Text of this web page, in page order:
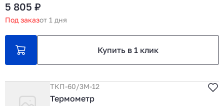
5 805 ₽
Под заказот 1 дня
Купить в 1 клик
ТКП-60/3М-12
Термометр